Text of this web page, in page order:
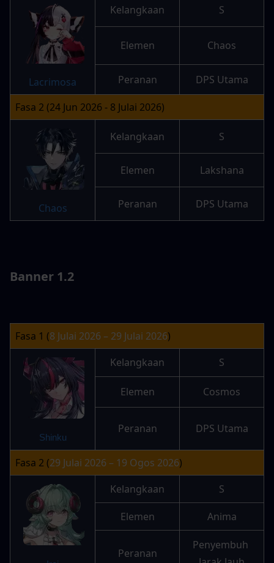
Lacrimosa
Kelangkaan S
Elemen Chaos
Peranan DPS Utama
Fasa 2 (24 Jun 2026 - 8 Julai 2026)
Chaos
Kelangkaan S
Elemen Lakshana
Peranan DPS Utama
Banner 1.2
Fasa 1 (8 Julai 2026 – 29 Julai 2026)
Shinku
Kelangkaan S
Elemen Cosmos
Peranan DPS Utama
Fasa 2 (29 Julai 2026 – 19 Ogos 2026)
Kelangkaan S
Elemen Anima
Peranan
Penyembuh